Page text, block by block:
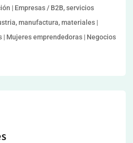
| Empresas / B2B, servicios
manufactura, materiales |
| Mujeres emprendedoras | Negocios